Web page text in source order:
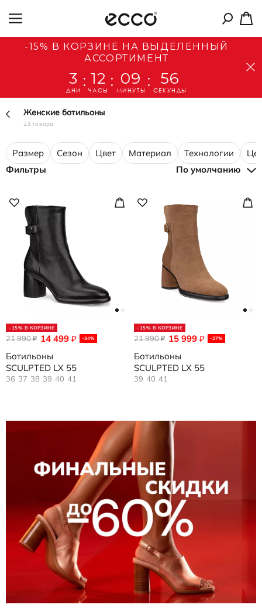
-15% В КОРЗИНЕ НА ВЫДЕЛЕННЫЙ
АССОРТИМЕНТ
3
ДНИ
: 12
ЧАСЫ
: 09
МИНУТЫ
: 55
СЕКУНДЫ
Женские ботильоны
23 товара
Размер Сезон Цвет Материал Технологии
Фильтры
По умолчанию
-15% В КОРЗИНЕ
14 499 ₽ -34%
21 990₽
Ботильоны
SCULPTED LX 55
36 37 38 39 40 41
-15% В КОРЗИНЕ
15 999 ₽ -27%
21 990₽
Ботильоны
SCULPTED LX 55
39 40 41